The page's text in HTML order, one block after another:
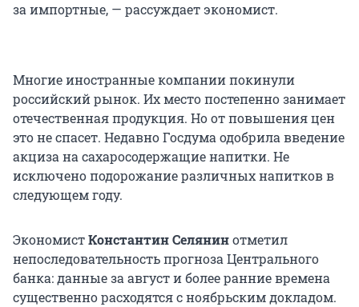
за импортные, — рассуждает экономист.
Многие иностранные компании покинули
российский рынок. Их место постепенно занимает
отечественная продукция. Но от повышения цен
это не спасет. Недавно Госдума одобрила введение
акциза на сахаросодержащие напитки. Не
исключено подорожание различных напитков в
следующем году.
ЭкономистКонстантин Селянинотметил
непоследовательность прогноза Центрального
банка: данные за август и более ранние времена
существенно расходятся с ноябрьским докладом.